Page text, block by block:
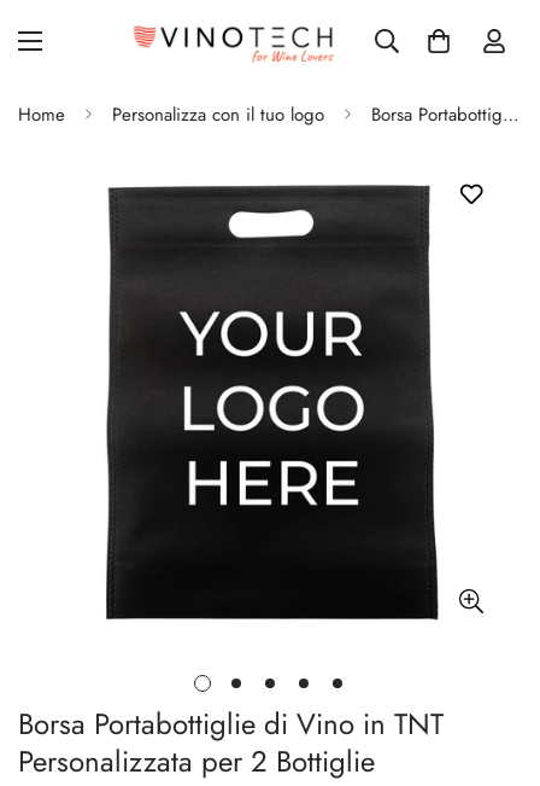
Home Personalizza con il tuo logo Borsa Portabottiglie di Vino in TNT Personalizzata per 2 Bottiglie
Borsa Portabottiglie di Vino in TNT
Personalizzata per 2 Bottiglie